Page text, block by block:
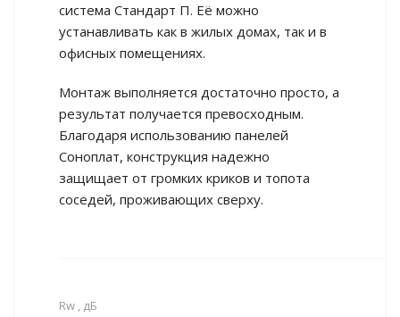
система Стандарт П. Её можно
устанавливать как в жилых домах, так и в
офисных помещениях.
Монтаж выполняется достаточно просто, а
результат получается превосходным.
Благодаря использованию панелей
Соноплат, конструкция надежно
защищает от громких криков и топота
соседей, проживающих сверху.
Rw , дБ